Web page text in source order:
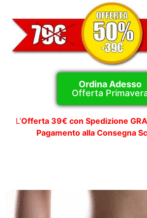
Ordina Adesso
Offerta
L’Offerta 39€ con Spedizione
Pagamento alla Consegna